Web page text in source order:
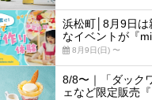
浜松町│8月9日
なイベントが『
8月9日(日) 〜
8/8〜｜「ダック
ェなど限定販売